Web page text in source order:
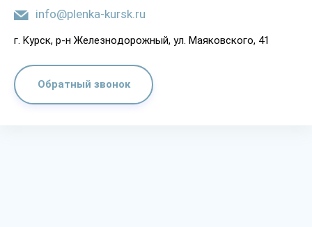
info@plenka-kursk.ru
г. Kypcк, p-н Жeлeзнoдopoжный, yл. Мaякoвcкoгo, 41
Обратный звонок